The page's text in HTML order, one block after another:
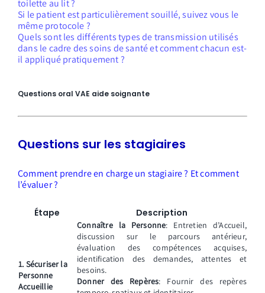
toilette au lit ?
Si le patient est particulièrement souillé, suivez vous le
même protocole ?
Quels sont les différents types de transmission utilisés
dans le cadre des soins de santé et comment chacun est-
il appliqué pratiquement ?
Questions oral VAE aide soignante
Questions sur les stagiaires
Comment prendre en charge un stagiaire ? Et comment
l’évaluer ?
Étape Description
1. Sécuriser la
Personne
Accueillie
Connaître la Personne: Entretien d’Accueil,
discussion sur le parcours antérieur,
évaluation des compétences acquises,
identification des demandes, attentes et
besoins.
Donner des Repères: Fournir des repères